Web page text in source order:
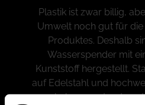
Plastik ist zwar billig,
Umwelt noch gut für die
Produktes. Deshalb
Wasserspender mit
Kunststoff hergestellt.
auf Edelstahl und
haben verstanden,